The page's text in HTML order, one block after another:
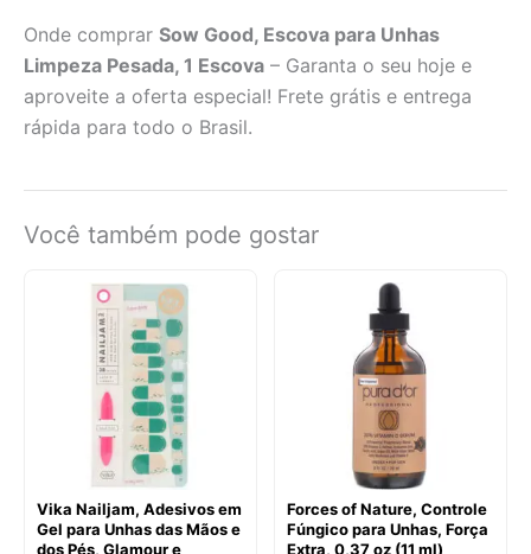
Onde comprar Sow Good, Escova para Unhas
Limpeza Pesada, 1 Escova – Garanta o seu hoje e
aproveite a oferta especial! Frete grátis e entrega
rápida para todo o Brasil.
Você também pode gostar
Vika Nailjam, Adesivos em
Gel para Unhas das Mãos e
dos Pés, Glamour e
Forces of Nature, Controle
Fúngico para Unhas, Força
Extra, 0,37 oz (11 ml)